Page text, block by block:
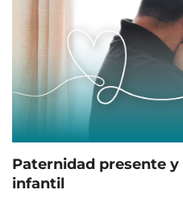
Paternidad presente
infantil